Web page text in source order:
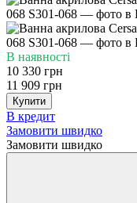
В наявності
10 330 грн
11 909 грн
Купити
В кредит
Замовити швидко
Замовити швидко